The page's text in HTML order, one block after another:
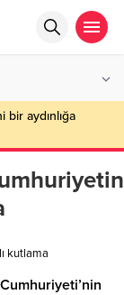
bir aydınlığa
kutlama